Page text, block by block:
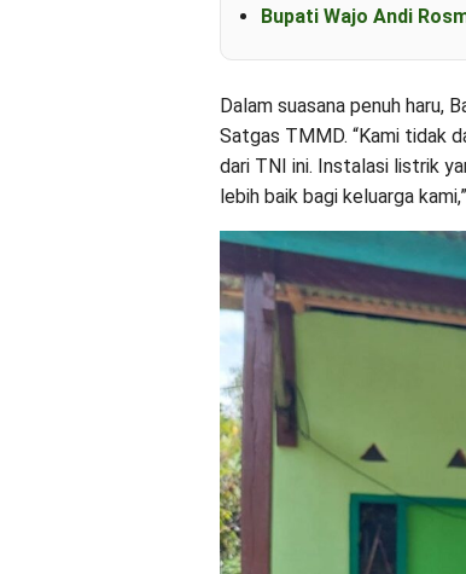
Bupati Wajo Andi
Dalam suasana penuh haru,
Satgas TMMD. “Kami tidak
dari TNI ini. Instalasi listrik
lebih baik bagi keluarga